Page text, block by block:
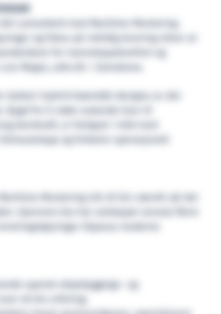
samarbeid med Maritime Montering.
og fokus på rettidig levering sikrar at
for mannskapskomfort og
Magro, adm.dir. i Zamakona.
batteri-hybrid brønnbåt designa av det
Bygd for å møte aukande krav til
berekraft, er fartøyet i tråd med
og forbetre operasjonell
Montering sitt 20 års nærvêr på det
Gjennom åra har selskapet utrusta fleire
tilpassa moderne
spansk skipsbyggings- og
40 års erfaring.